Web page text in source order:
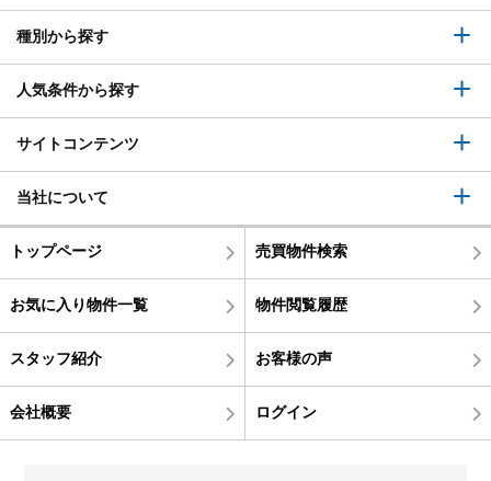
種別から探す
人気条件から探す
サイトコンテンツ
当社について
トップページ 売買物件検索
お気に入り物件一覧 物件閲覧履歴
スタッフ紹介 お客様の声
会社概要 ログイン